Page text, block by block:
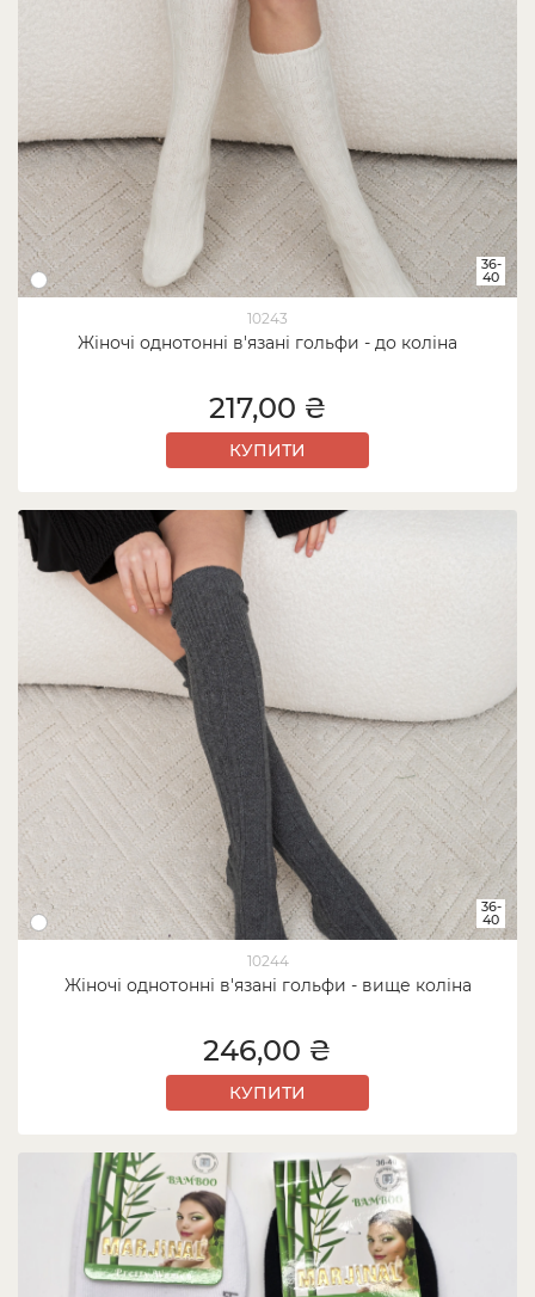
10243
Жіночі однотонні в'язані гольфи - до коліна
36-
40
217,00 ₴
КУПИТИ
10244
Жіночі однотонні в'язані гольфи - вище коліна
36-
40
246,00 ₴
КУПИТИ